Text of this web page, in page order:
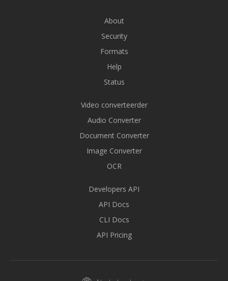
About
Security
Formats
Help
Status
Video converteerder
Audio Converter
Document Converter
Image Converter
OCR
Developers API
API Docs
CLI Docs
API Pricing